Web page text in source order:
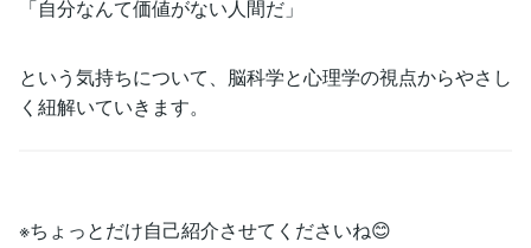
「自分なんて価値がない人間だ」
という気持ちについて、脳科学と心理学の視点からやさし
く紐解いていきます。
※ちょっとだけ自己紹介させてくださいね😊